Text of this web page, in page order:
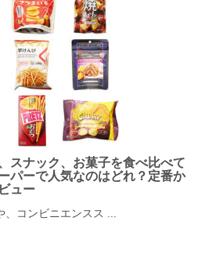
スナック、お菓子を食べ比べて
パーで人気なのはどれ？定番か
ュー
コンビニエンスス ...